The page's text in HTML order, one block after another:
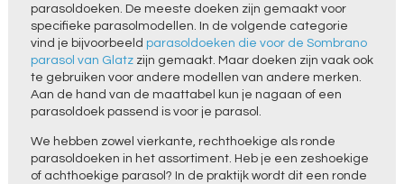
parasoldoeken. De meeste doeken zijn gemaakt voor
specifieke parasolmodellen. In de volgende categorie
vind je bijvoorbeeld parasoldoeken die voor de Sombrano
parasol van Glatzzijn gemaakt. Maar doeken zijn vaak ook
te gebruiken voor andere modellen van andere merken.
Aan de hand van de maattabel kun je nagaan of een
parasoldoek passend is voor je parasol.
We hebben zowel vierkante, rechthoekige als ronde
parasoldoeken in het assortiment. Heb je een zeshoekige
of achthoekige parasol? In de praktijk wordt dit een ronde